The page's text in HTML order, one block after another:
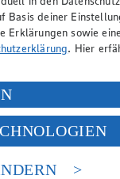
Basis deiner
Erklärungen sowie
. Hier
durch Facebook und
Art. 49 Abs. 1 Satz 1
EuGH sieht die USA
Datenschutzniveau an.